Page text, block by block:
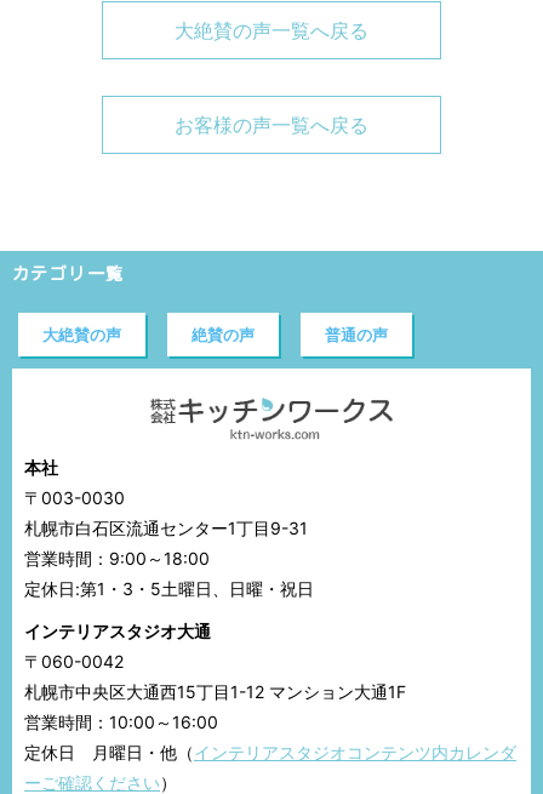
大絶賛の声一覧へ戻る
お客様の声一覧へ戻る
カテゴリ一覧
大絶賛の声 絶賛の声 普通の声
本社
〒003-0030
札幌市白石区流通センター1丁目9-31
営業時間：9:00～18:00
定休日:第1・3・5土曜日、日曜・祝日
インテリアスタジオ大通
〒060-0042
札幌市中央区大通西15丁目1-12 マンション大通1F
営業時間：10:00～16:00
定休日 月曜日・他（インテリアスタジオコンテンツ内カレンダ
ーご確認ください）